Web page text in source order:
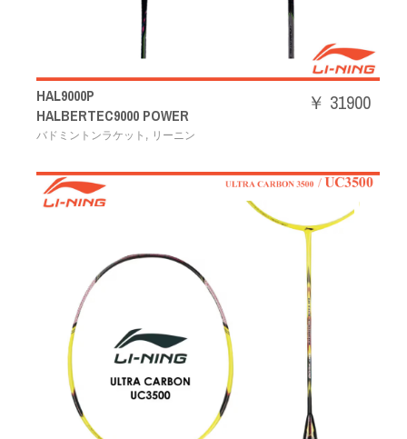
HAL9000P
HALBERTEC9000 POWER
バドミントンラケット , リーニン
￥ 31900